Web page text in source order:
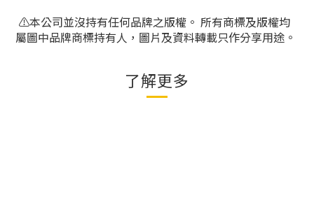
⚠️本公司並沒持有任何品牌之版權。 所有商標及版權均
屬圖中品牌商標持有人，圖片及資料轉載只作分享用途。
了解更多